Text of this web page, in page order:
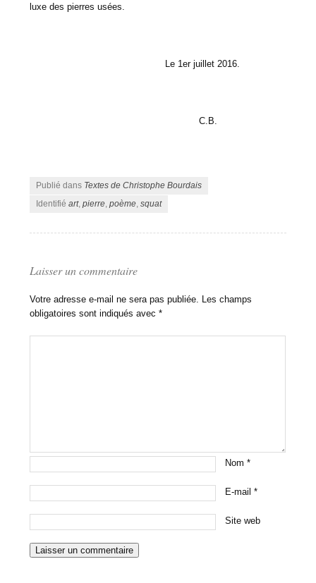
luxe des pierres usées.
Le 1er juillet 2016.
C.B.
Publié dans Textes de Christophe Bourdais
Identifiéart,pierre,poème,squat
Laisser un commentaire
Votre adresse e-mail ne sera pas publiée. Les champs
obligatoires sont indiqués avec*
Nom*
E-mail*
Site web